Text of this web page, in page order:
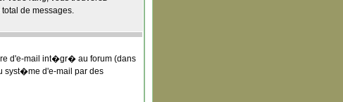
de messages.
d'e-mail int�gr� au forum (dans
syst�me d'e-mail par des